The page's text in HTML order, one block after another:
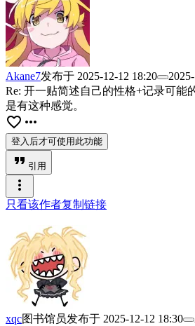
Akane7发布于 2025-12-12 18:20
Re: 开一贴简述自己的性格+记录可能
是有这种感觉。
favorite_border more_horiz
登入后才可使用此功能
format_quote 引用
more_vert
只看该作者复制链接
xqc图书馆员发布于 2025-12-12 18:30